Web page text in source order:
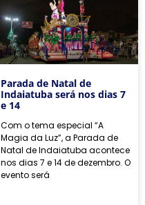
Parada de Natal de
Indaiatuba será nos dias 7
e 14
Com o tema especial “A
Magia da Luz”, a Parada de
Natal de Indaiatuba acontece
nos dias 7 e 14 de dezembro. O
evento será